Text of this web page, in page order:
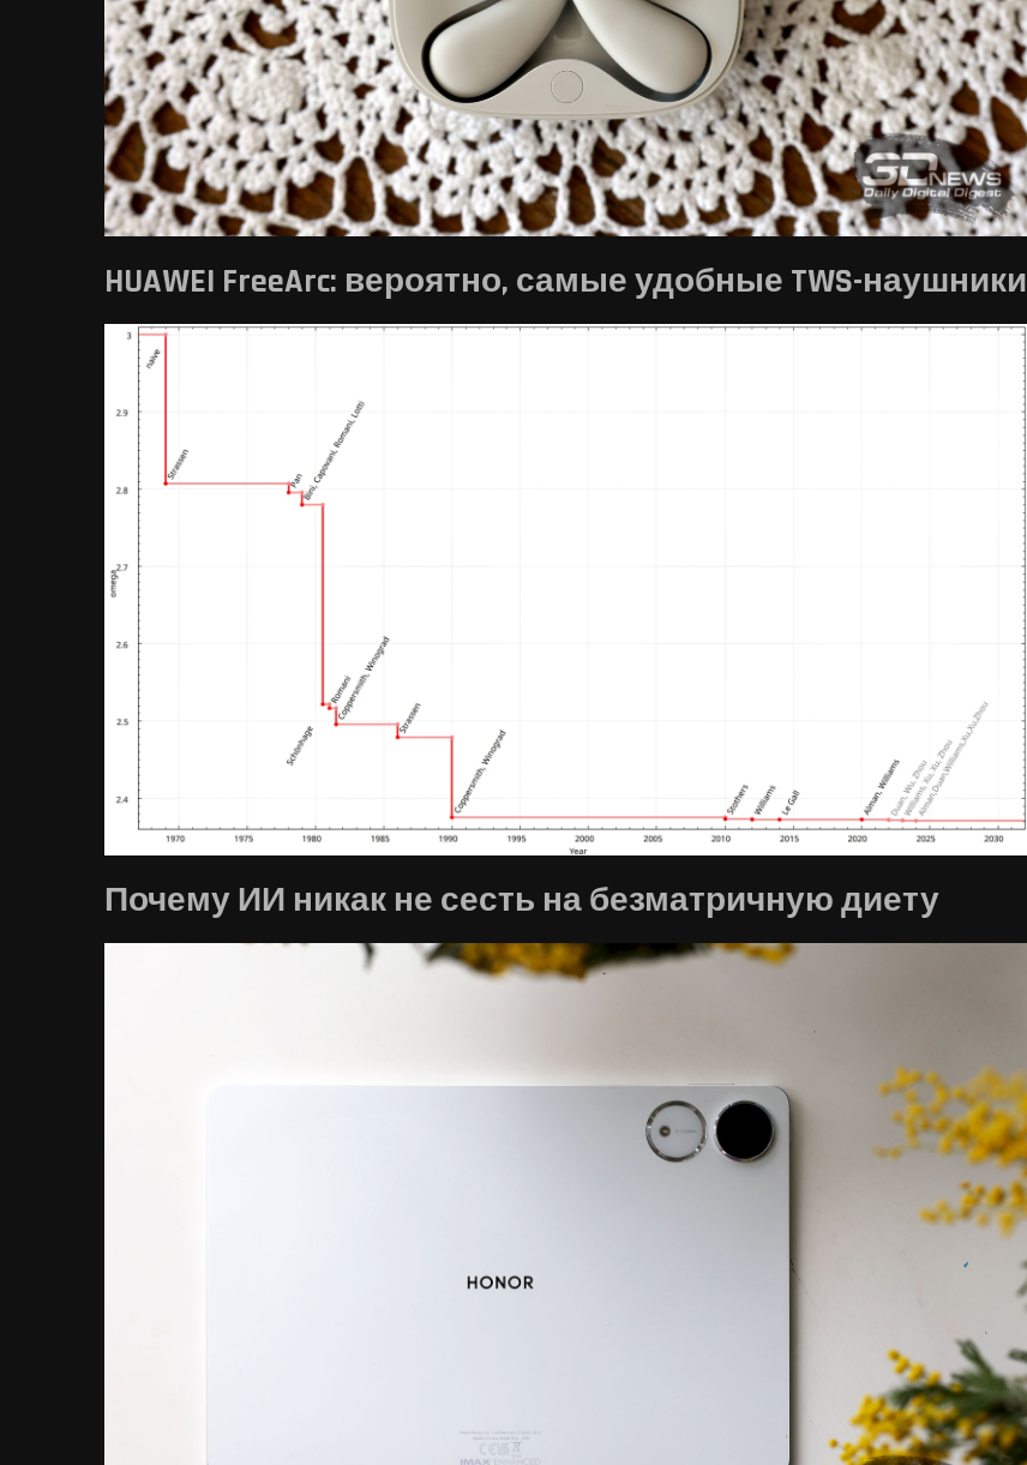
HUAWEI FreeArc: вероятно, самые удобные TWS-наушники
Почему ИИ никак не сесть на безматричную диету